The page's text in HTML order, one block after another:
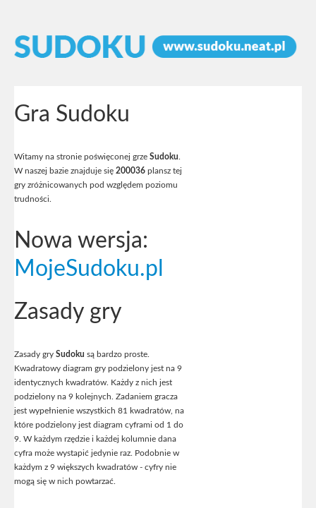
Gra Sudoku
Witamy na stronie poświęconej grze Sudoku
W naszej bazie znajduje się 200036 plansz tej
gry zróżnicowanych pod względem poziomu
trudności.
Nowa wersja:
MojeSudoku.pl
Zasady gry
Zasady gry Sudoku są bardzo proste.
Kwadratowy diagram gry podzielony jest na 9
identycznych kwadratów. Każdy z nich jest
podzielony na 9 kolejnych. Zadaniem gracza
jest wypełnienie wszystkich 81 kwadratów, na
które podzielony jest diagram cyframi od 1 do
9. W każdym rzędzie i każdej kolumnie dana
cyfra może wystapić jedynie raz. Podobnie w
każdym z 9 większych kwadratów - cyfry nie
mogą się w nich powtarzać.